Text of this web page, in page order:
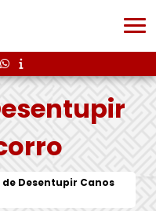
de Desentupir Canos